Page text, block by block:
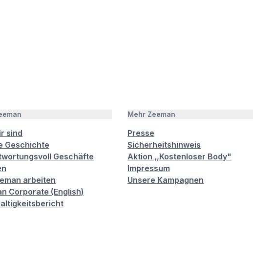
sind
Geschichte
Geschäfte
arbeiten
Corporate (English)
Mehr Zeeman
Presse
Sicherheitshinweis
Aktion ,,Kostenloser Body"
Impressum
Unsere Kampagnen